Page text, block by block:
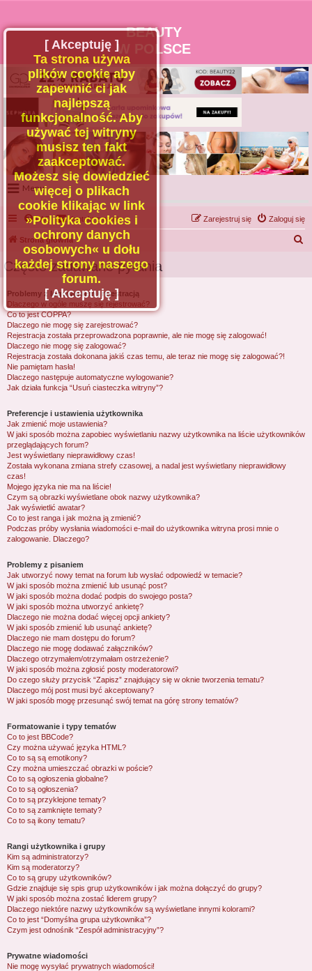
BEAUTY
W POLSCE
Menu
Portal
Facebook
Regulamin
Zapytaj administratora
Kontakt
FAQ Kontakt z nami Zaloguj się
Zarejestruj się
Strona główna
Często zadawane pytania
Problemy z logowaniem i rejestracją
Dlaczego w ogóle muszę się rejestrować?
Co to jest COPPA?
Dlaczego nie mogę się zarejestrować?
Rejestracja została przeprowadzona poprawnie, ale nie mogę się zalogować!
Dlaczego nie mogę się zalogować?
Rejestracja została dokonana jakiś czas temu, ale teraz nie mogę się zalogować?!
Nie pamiętam hasła!
Dlaczego następuje automatyczne wylogowanie?
Jak działa funkcja “Usuń ciasteczka witryny”?
Preferencje i ustawienia użytkownika
Jak zmienić moje ustawienia?
W jaki sposób można zapobiec wyświetlaniu nazwy użytkownika na liście użytkowników
przeglądających forum?
Jest wyświetlany nieprawidłowy czas!
Została wykonana zmiana strefy czasowej, a nadal jest wyświetlany nieprawidłowy
czas!
Mojego języka nie ma na liście!
Czym są obrazki wyświetlane obok nazwy użytkownika?
Jak wyświetlić awatar?
Co to jest ranga i jak można ją zmienić?
Podczas próby wysłania wiadomości e-mail do użytkownika witryna prosi mnie o
zalogowanie. Dlaczego?
Problemy z pisaniem
Jak utworzyć nowy temat na forum lub wysłać odpowiedź w temacie?
W jaki sposób można zmienić lub usunąć post?
W jaki sposób można dodać podpis do swojego posta?
W jaki sposób można utworzyć ankietę?
Dlaczego nie można dodać więcej opcji ankiety?
W jaki sposób zmienić lub usunąć ankietę?
Dlaczego nie mam dostępu do forum?
Dlaczego nie mogę dodawać załączników?
Dlaczego otrzymałem/otrzymałam ostrzeżenie?
W jaki sposób można zgłosić posty moderatorowi?
Do czego służy przycisk “Zapisz” znajdujący się w oknie tworzenia tematu?
Dlaczego mój post musi być akceptowany?
W jaki sposób mogę przesunąć swój temat na górę strony tematów?
Formatowanie i typy tematów
Co to jest BBCode?
Czy można używać języka HTML?
Co to są są emotikony?
Czy można umieszczać obrazki w poście?
Co to są ogłoszenia globalne?
Co to są ogłoszenia?
Co to są przyklejone tematy?
Co to są zamknięte tematy?
Co to są ikony tematu?
Rangi użytkownika i grupy
Kim są administratorzy?
Kim są moderatorzy?
Co to są grupy użytkowników?
Gdzie znajduje się spis grup użytkowników i jak można dołączyć do grupy?
W jaki sposób można zostać liderem grupy?
Dlaczego niektóre nazwy użytkowników są wyświetlane innymi kolorami?
Co to jest “Domyślna grupa użytkownika”?
Czym jest odnośnik “Zespół administracyjny”?
Prywatne wiadomości
Nie mogę wysyłać prywatnych wiadomości!
[ Akceptuję ]
Ta strona używa
plików cookie aby
zapewnić ci jak
najlepszą
funkcjonalność. Aby
używać tej witryny
musisz ten fakt
zaakceptować.
Możesz się dowiedzieć
więcej o plikach
cookie klikając w link
»Polityka cookies i
ochrony danych
osobowych« u dołu
każdej strony naszego
forum.
[ Akceptuję ]